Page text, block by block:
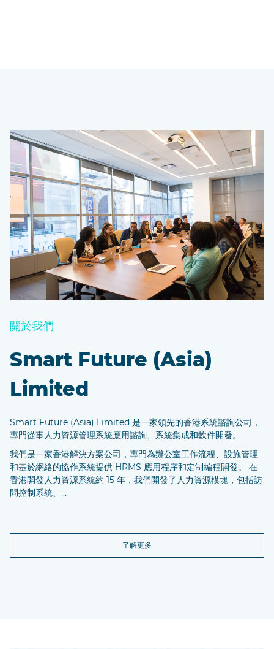
關於我們
Smart Future (Asia)
Limited
Smart Future (Asia) Limited 是一家領先的香港系統諮詢公司，
專門從事人力資源管理系統應用諮詢、系統集成和軟件開發。
我們是一家香港解決方案公司，專門為辦公室工作流程、設施管理
和基於網絡的協作系統提供 HRMS 應用程序和定制編程開發。 在
香港開發人力資源系統約 15 年，我們開發了人力資源模塊，包括訪
問控制系統、...
了解更多